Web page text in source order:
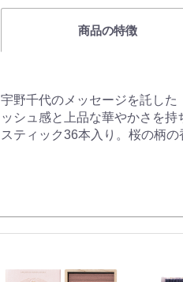
商品の特徴
宇野千代のメッセージを託し
ッシュ感と上品な華やかさを持
スティック36本入り。桜の柄の